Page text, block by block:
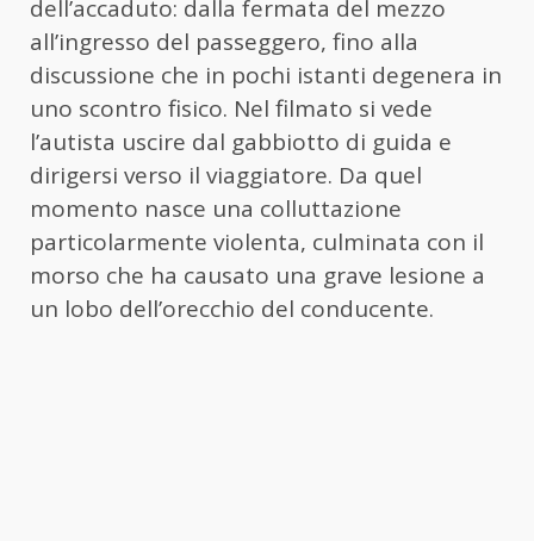
dell’accaduto: dalla fermata del mezzo
all’ingresso del passeggero, fino alla
discussione che in pochi istanti degenera in
uno scontro fisico. Nel filmato si vede
l’autista uscire dal gabbiotto di guida e
dirigersi verso il viaggiatore. Da quel
momento nasce una colluttazione
particolarmente violenta, culminata con il
morso che ha causato una grave lesione a
un lobo dell’orecchio del conducente.